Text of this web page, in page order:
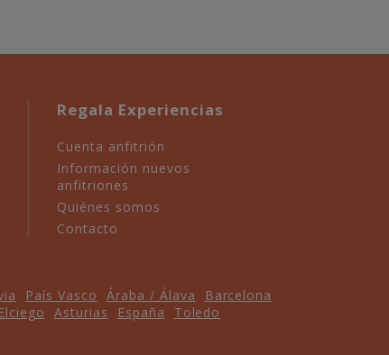
Regala Experiencias
Cuenta anfitrión
Información nuevos
anfitriones
Quiénes somos
Contacto
País Vasco Áraba / Álava
Barcelona
Elciego Asturias España Toledo